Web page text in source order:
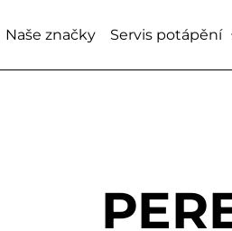
Naše značky Servis potápění